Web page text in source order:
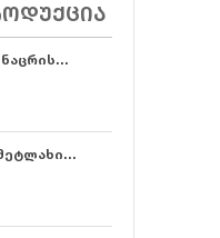
100009-ვედრო ნაცრისფერი 14,5ლ
103002- Weazy მეტლახის საწმენდი რეზინის პირით 55სმ (12)